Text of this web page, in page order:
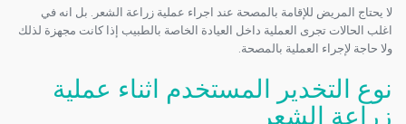
لا يحتاج المريض للإقامة بالمصحة عند اجراء عملية زراعة الشعر. بل انه في
اغلب الحالات تجرى العملية داخل العيادة الخاصة بالطبيب إذا كانت مجهزة لذلك
ولا حاجة لإجراء العملية بالمصحة.
نوع التخدير المستخدم اثناء عملية
زراعة الشعر